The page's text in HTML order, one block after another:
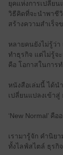
ยุคแห่งการเปลี่ย
วิธีคิดที่จะนำพาชี
สร้างความสำเร็จ
หลายคนยังไม่รู้ว่
ทำธุรกิจ แต่ไม่รู้จ
คือ โอกาสในการ
หนังสือเล่มนี้ ได้น
เปลี่ยนแปลงเข้าสู่
‘New Normal’
เรามารู้จัก คำนิย
ทั้งไลฟ์สไตล์ ธุรกิ